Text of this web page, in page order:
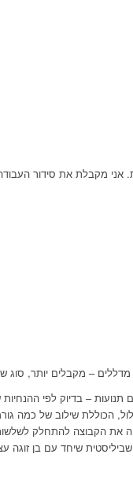
מקבלת את סידור
– מקבלים יותר, סוג
תנועות – בדיוק לפי
הכוללת שילוב של כמה
את הקבוצה להתחלק
שיחד עם בן זוגה